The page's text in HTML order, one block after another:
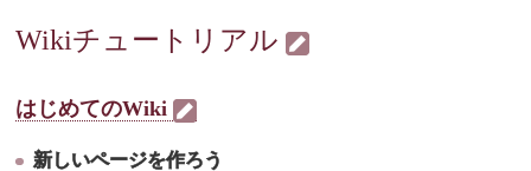
Wikiチュートリアル
はじめてのWiki
新しいページを作ろう